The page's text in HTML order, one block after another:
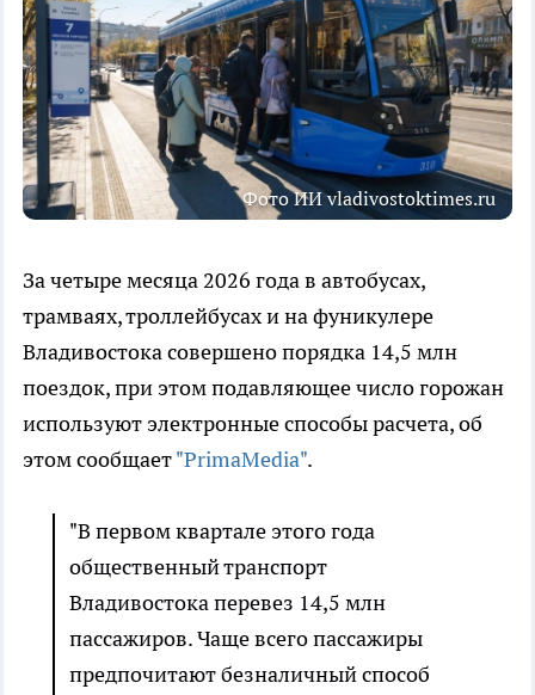
Фото ИИ vladivostoktimes.ru
За четыре месяца 2026 года в автобусах,
трамваях, троллейбусах и на фуникулере
Владивостока совершено порядка 14,5 млн
поездок, при этом подавляющее число горожан
используют электронные способы расчета, об
этом сообщает"PrimaMedia".
"В первом квартале этого года
общественный транспорт
Владивостока перевез 14,5 млн
пассажиров. Чаще всего пассажиры
предпочитают безналичный способ